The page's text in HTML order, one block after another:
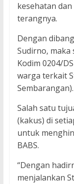
kesehatan
terangnya.
Dengan
Sudirno, maka
Kodim 0204/
warga terkait
Sembarangan).
Salah satu
(kakus) di
untuk
BABS.
“Dengan
menjalankan